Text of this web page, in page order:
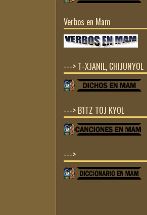
Verbos en Mam
---> T-XJANIL, CHIJUNYOL
---> B'ITZ TOJ KYOL
--->